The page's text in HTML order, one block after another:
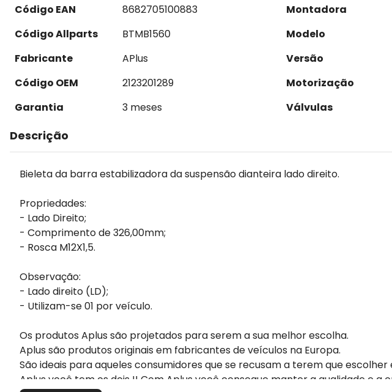
Código EAN
8682705100883
Código Allparts
BTMB1560
Fabricante
APlus
Código OEM
2123201289
Garantia
3 meses
Montadora
Modelo
Versão
Motorização
Válvulas
Descrição
Bieleta da barra estabilizadora da suspensão dianteira lado direito.
Propriedades:
- Lado Direito;
- Comprimento de 326,00mm;
- Rosca M12X1,5.
Observação:
- Lado direito (LD);
- Utilizam-se 01 por veículo.
Os produtos Aplus são projetados para serem a sua melhor escolha.
Aplus são produtos originais em fabricantes de veículos na Europa.
São ideais para aqueles consumidores que se recusam a terem que
Aplus você tem os dois !! Com Aplus você consegue manter a qualidade e a